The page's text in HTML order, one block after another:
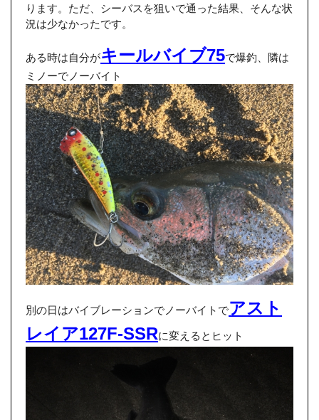
ります。ただ、シーバスを狙いで通った結果、そんな状
況は少なかったです。
ある時は自分がキールバイブ75で爆釣、隣は
ミノーでノーバイト
別の日はバイブレーションでノーバイトでアスト
レイア127F-SSRに変えるとヒット